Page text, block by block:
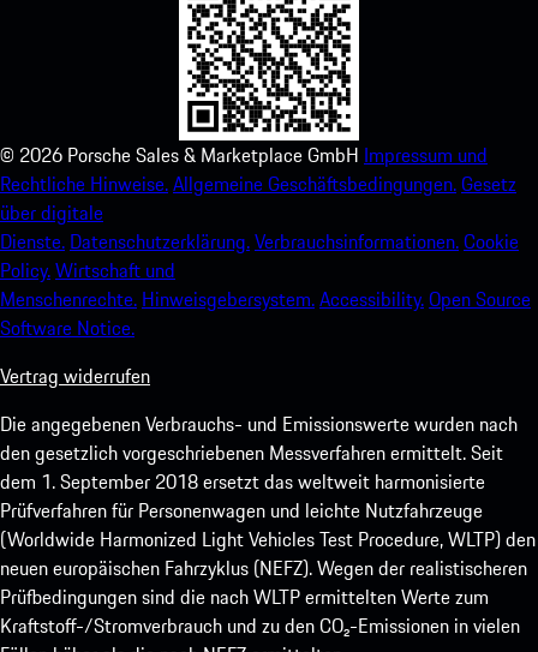
© 2026 Porsche Sales & Marketplace GmbH Impressum und
Rechtliche Hinweise.Allgemeine Geschäftsbedingungen.Gesetz
über digitale
Dienste. Datenschutzerklärung.Verbrauchsinformationen.Cookie
Policy.Wirtschaft und
Menschenrechte. Hinweisgebersystem.Accessibility.Open Source
Software Notice.
Vertrag widerrufen
Die angegebenen Verbrauchs- und Emissionswerte wurden nach
den gesetzlich vorgeschriebenen Messverfahren ermittelt. Seit
dem 1. September 2018 ersetzt das weltweit harmonisierte
Prüfverfahren für Personenwagen und leichte Nutzfahrzeuge
(Worldwide Harmonized Light Vehicles Test Procedure, WLTP) den
neuen europäischen Fahrzyklus (NEFZ). Wegen der realistischeren
Prüfbedingungen sind die nach WLTP ermittelten Werte zum
Kraftstoff-/Stromverbrauch und zu den CO₂-Emissionen in vielen